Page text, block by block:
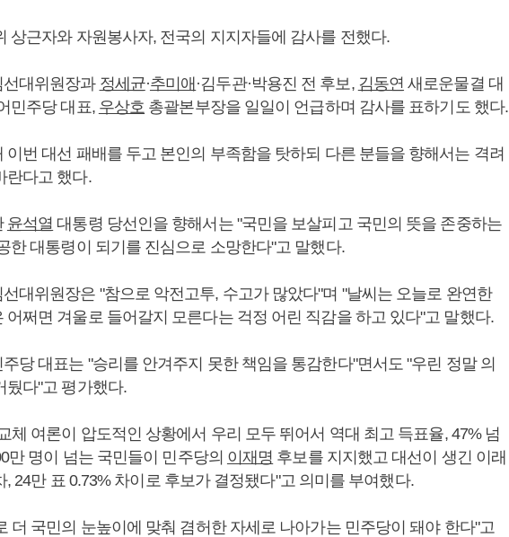
상근자와 자원봉사자, 전국의 지지자들에 감사를 전했다.
대위원장과 정세균·추미애·김두관·박용진 전 후보, 김동연 새로운물결 대
민주당 대표, 우상호 총괄본부장을 일일이 언급하며 감사를 표하기도 했다.
이번 대선 패배를 두고 본인의 부족함을 탓하되 다른 분들을 향해서는 격려
란다고 했다.
윤석열 대통령 당선인을 향해서는 "국민을 보살피고 국민의 뜻을 존중하는
한 대통령이 되기를 진심으로 소망한다"고 말했다.
대위원장은 "참으로 악전고투, 수고가 많았다"며 "날씨는 오늘로 완연한
어쩌면 겨울로 들어갈지 모른다는 걱정 어린 직감을 하고 있다"고 말했다.
당 대표는 "승리를 안겨주지 못한 책임을 통감한다"면서도 "우린 정말 의
뒀다"고 평가했다.
체 여론이 압도적인 상황에서 우리 모두 뛰어서 역대 최고 득표율, 47% 넘
만 명이 넘는 국민들이 민주당의 이재명 후보를 지지했고 대선이 생긴 이래
, 24만 표 0.73% 차이로 후보가 결정됐다"고 의미를 부여했다.
더 국민의 눈높이에 맞춰 겸허한 자세로 나아가는 민주당이 돼야 한다"고